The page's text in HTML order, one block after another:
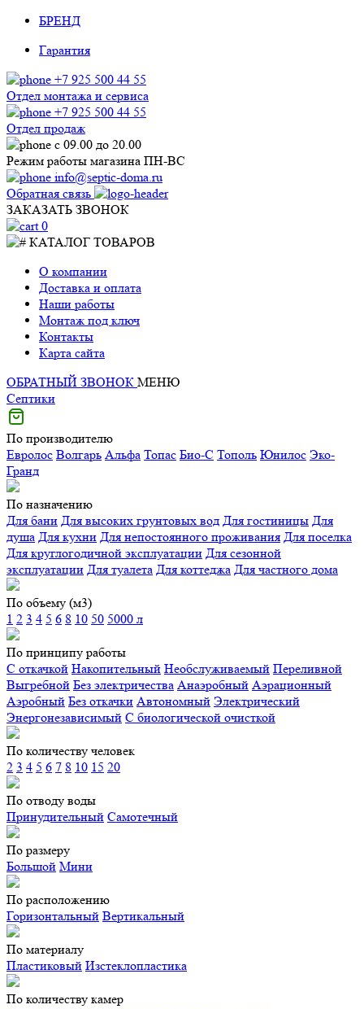
БРЕНД
Гарантия
+7 925 500 44 55
Отдел монтажа и сервиса
+7 925 500 44 55
Отдел продаж
с 09.00 до 20.00
Режим работы магазина ПН-ВС
info@septic-doma.ru
Обратная связь
ЗАКАЗАТЬ ЗВОНОК
0
КАТАЛОГ ТОВАРОВ
О компании
Доставка и оплата
Наши работы
Монтаж под ключ
Контакты
Карта сайта
ОБРАТНЫЙ ЗВОНОК МЕНЮ
Септики
По производителю
Евролос Волгарь Альфа Топас Био-С Тополь Юнилос Эко-
Гранд
По назначению
Для бани Для высоких грунтовых вод Для гостиницы Для
душа Для кухни Для непостоянного проживания Для поселка
Для круглогодичной эксплуатации Для сезонной
эксплуатации Для туалета Для коттеджа Для частного дома
По объему (м3)
1 2 3 4 5 6 8 10 50 5000 л
По принципу работы
С откачкой Накопительный Необслуживаемый Переливной
Выгребной Без электричества Анаэробный Аэрационный
Аэробный Без откачки Автономный Электрический
Энергонезависимый С биологической очисткой
По количеству человек
2 3 4 5 6 7 8 10 15 20
По отводу воды
Принудительный Самотечный
По размеру
Большой Мини
По расположению
Горизонтальный Вертикальный
По материалу
Пластиковый Изстеклопластика
По количеству камер